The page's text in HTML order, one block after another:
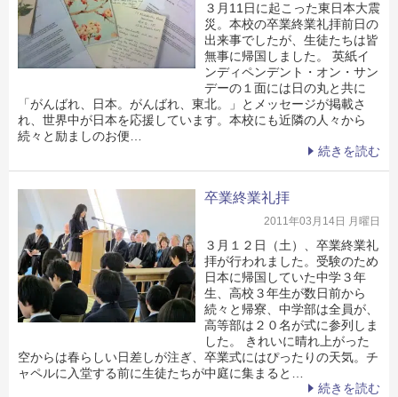
３月11日に起こった東日本大震
災。本校の卒業終業礼拝前日の
出来事でしたが、生徒たちは皆
無事に帰国しました。 英紙イ
ンディペンデント・オン・サン
デーの１面には日の丸と共に
「がんばれ、日本。がんばれ、東北。」とメッセージが掲載さ
れ、世界中が日本を応援しています。本校にも近隣の人々から
続々と励ましのお便…
続きを読む
卒業終業礼拝
2011年03月14日 月曜日
３月１２日（土）、卒業終業礼
拝が行われました。受験のため
日本に帰国していた中学３年
生、高校３年生が数日前から
続々と帰寮、中学部は全員が、
高等部は２０名が式に参列しま
した。 きれいに晴れ上がった
空からは春らしい日差しが注ぎ、卒業式にはぴったりの天気。チ
ャペルに入堂する前に生徒たちが中庭に集まると…
続きを読む